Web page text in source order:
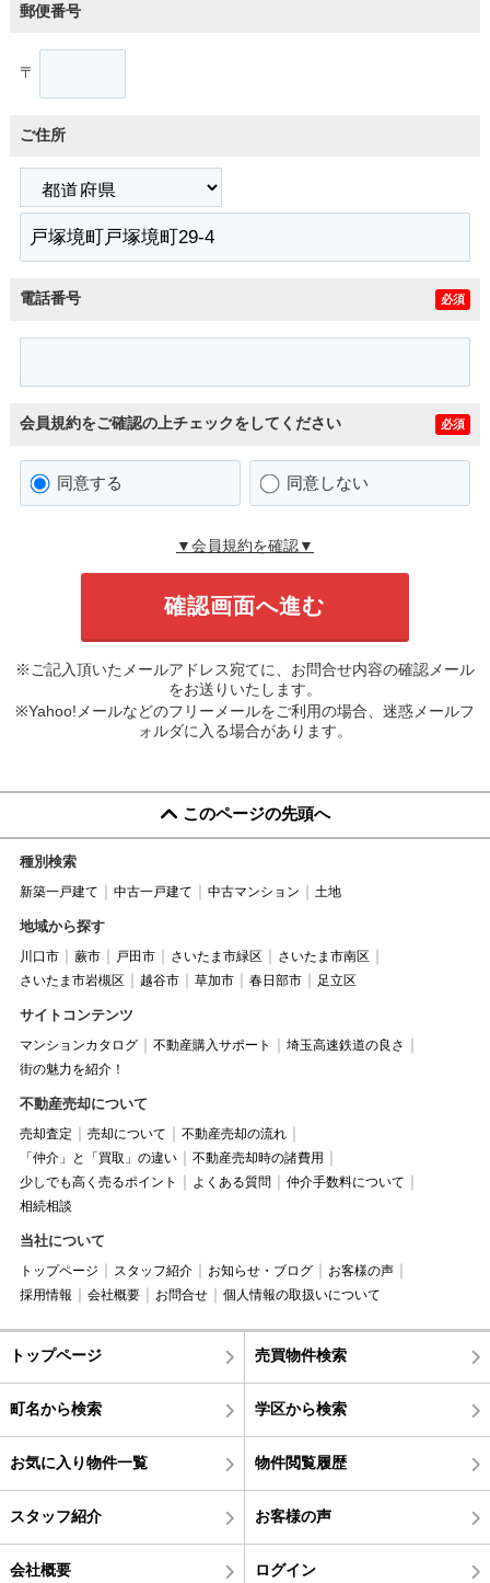
郵便番号
〒
ご住所
電話番号 必須
会員規約をご確認の上チェックをしてください 必須
同意する 同意しない
▼会員規約を確認▼
※ご記入頂いたメールアドレス宛てに、お問合せ内容の確認メール
をお送りいたします。
※Yahoo!メールなどのフリーメールをご利用の場合、迷惑メールフ
ォルダに入る場合があります。
このページの先頭へ
種別検索
新築一戸建て 中古一戸建て 中古マンション 土地
地域から探す
川口市 蕨市 戸田市 さいたま市緑区
さいたま市南区
さいたま市岩槻区
越谷市 草加市 春日部市 足立区
サイトコンテンツ
マンションカタログ 不動産購入サポート
埼玉高速鉄道の良さ
街の魅力を紹介！
不動産売却について
売却査定 売却について
不動産売却の流れ
「仲介」と「買取」の違い
不動産売却時の諸費用
少しでも高く売るポイント
よくある質問
仲介手数料について
相続相談
当社について
トップページ スタッフ紹介 お知らせ・ブログ
お客様の声
採用情報
会社概要 お問合せ 個人情報の取扱いについて
トップページ 売買物件検索
町名から検索 学区から検索
お気に入り物件一覧 物件閲覧履歴
スタッフ紹介 お客様の声
会社概要 ログイン